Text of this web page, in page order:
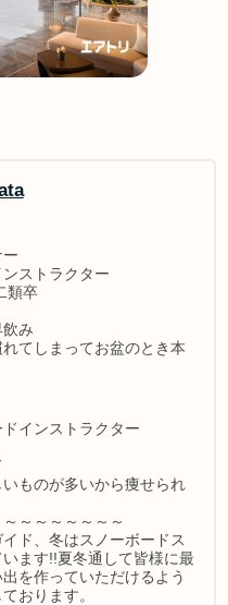
ー
ンストラクター
類卒
み
れてしまってお盆のとき本
ドインストラクター
いものが多いから痩せられ
～～～～～～～
ド、冬はスノーボードス
ます!!夏冬通して皆様に最
を作っていただけるよう
おります。